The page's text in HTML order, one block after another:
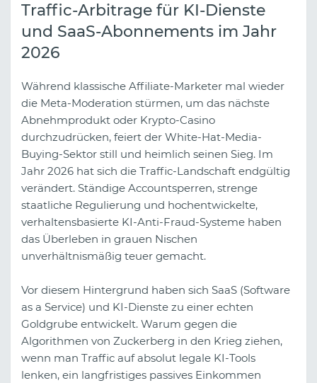
Traffic-Arbitrage für KI-Dienste
und SaaS-Abonnements im Jahr
2026
Während klassische Affiliate-Marketer mal wieder
die Meta-Moderation stürmen, um das nächste
Abnehmprodukt oder Krypto-Casino
durchzudrücken, feiert der White-Hat-Media-
Buying-Sektor still und heimlich seinen Sieg. Im
Jahr 2026 hat sich die Traffic-Landschaft endgültig
verändert. Ständige Accountsperren, strenge
staatliche Regulierung und hochentwickelte,
verhaltensbasierte KI-Anti-Fraud-Systeme haben
das Überleben in grauen Nischen
unverhältnismäßig teuer gemacht.
Vor diesem Hintergrund haben sich SaaS (Software
as a Service) und KI-Dienste zu einer echten
Goldgrube entwickelt. Warum gegen die
Algorithmen von Zuckerberg in den Krieg ziehen,
wenn man Traffic auf absolut legale KI-Tools
lenken, ein langfristiges passives Einkommen